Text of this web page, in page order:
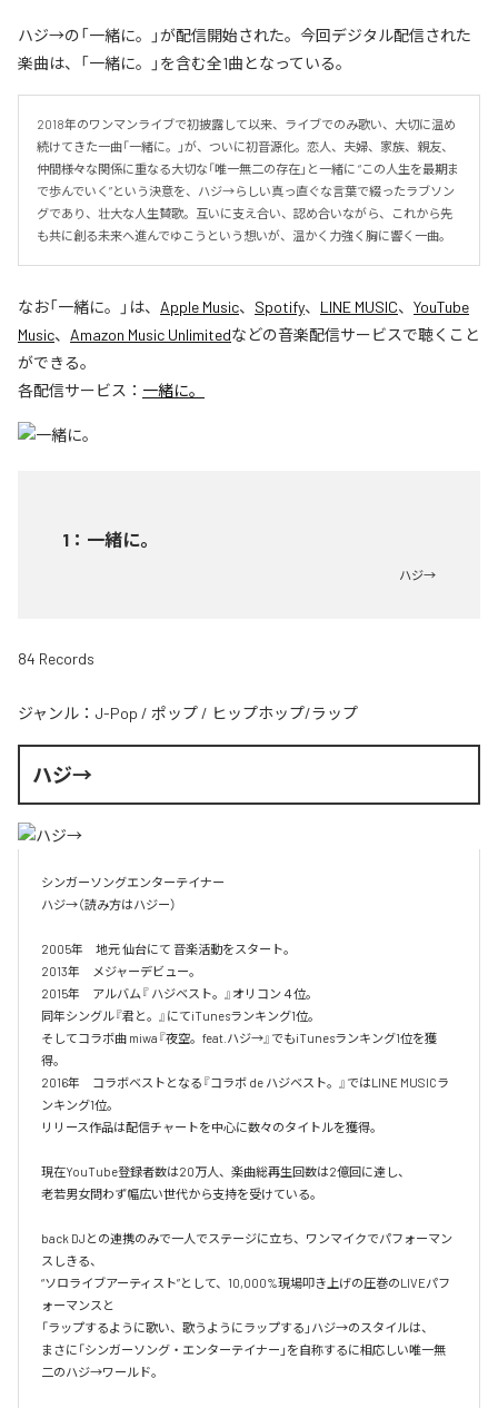
ハジ→の「一緒に。」が配信開始された。今回デジタル配信された
楽曲は、「一緒に。」を含む全1曲となっている。
2018年のワンマンライブで初披露して以来、ライブでのみ歌い、大切に温め
続けてきた一曲「一緒に。」が、ついに初音源化。恋人、夫婦、家族、親友、
仲間――様々な関係に重なる大切な「唯一無二の存在」と一緒に “この人生を最期ま
で歩んでいく”という決意を、ハジ→らしい真っ直ぐな言葉で綴ったラブソン
グであり、壮大な人生賛歌。互いに支え合い、認め合いながら、これから先
も共に創る未来へ進んでゆこうという想いが、温かく力強く胸に響く一曲。
なお「一緒に。 」は、 Apple Music、 Spotify、 LINE MUSIC、 YouTube
Music、 Amazon Music Unlimitedなどの音楽配信サービスで聴くこと
ができる。
各配信サービス： 一緒に。
1 ： 一緒に。
ハジ→
84 Records
ジャンル： J-Pop / ポップ / ヒップホップ/ラップ
ハジ→
シンガーソングエンターテイナー
ハジ→（読み方はハジー）
2005年　地元 仙台にて 音楽活動をスタート。
2013年　メジャーデビュー。
2015年　アルバム『 ハジベスト。』オリコン４位。
同年シングル『君と。』にてiTunesランキング1位。
そしてコラボ曲 miwa『夜空。feat.ハジ→』でもiTunesランキング1位を獲
得。
2016年　コラボベストとなる『コラボ de ハジベスト。』ではLINE MUSICラ
ンキング1位。
リリース作品は配信チャートを中心に数々のタイトルを獲得。
現在YouTube登録者数は20万人、楽曲総再生回数は2億回に達し、
老若男女問わず幅広い世代から支持を受けている。
back DJとの連携のみで一人でステージに立ち、ワンマイクでパフォーマン
スしきる、
“ソロライブアーティスト”として、10,000%現場叩き上げの圧巻のLIVEパフ
ォーマンスと
「ラップするように歌い、歌うようにラップする」ハジ→のスタイルは、
まさに「シンガーソング・エンターテイナー」を自称するに相応しい唯一無
二のハジ→ワールド。